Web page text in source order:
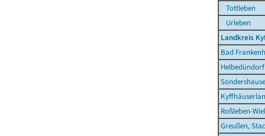
Tottleben
Urleben
Landkreis
Bad
Helbedündorf
Roßleben-
Greußen,